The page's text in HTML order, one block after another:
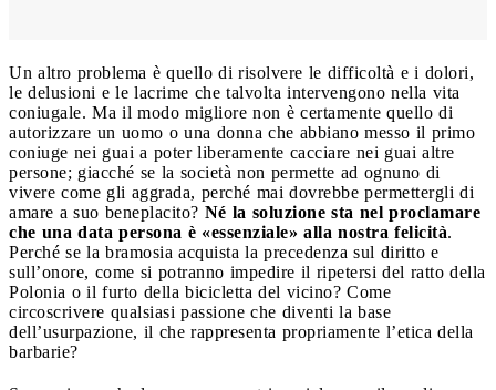
Un altro problema è quello di risolvere le difficoltà e i dolori,
le delusioni e le lacrime che talvolta intervengono nella vita
coniugale. Ma il modo migliore non è certamente quello di
autorizzare un uomo o una donna che abbiano messo il primo
coniuge nei guai a poter liberamente cacciare nei guai altre
persone; giacché se la società non permette ad ognuno di
vivere come gli aggrada, perché mai dovrebbe permettergli di
amare a suo beneplacito? Né la soluzione sta nel proclamare
che una data persona è «essenziale» alla nostra felicità.
Perché se la bramosia acquista la precedenza sul diritto e
sull’onore, come si potranno impedire il ripetersi del ratto della
Polonia o il furto della bicicletta del vicino? Come
circoscrivere qualsiasi passione che diventi la base
dell’usurpazione, il che rappresenta propriamente l’etica della
barbarie?